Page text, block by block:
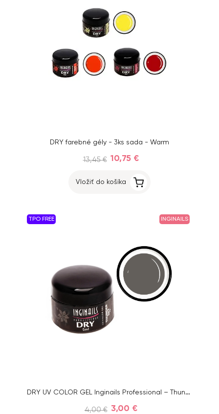
DRY farebné gély - 3ks sada - Warm
13,45 € 10,75 €
Vložiť do košíka
TPO FREE INGINAILS
DRY UV COLOR GEL Inginails Professional – Thunder Sky 79, 5ml
4,00 € 3,00 €